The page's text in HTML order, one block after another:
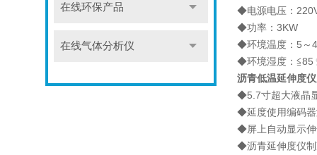
在线环保产品
在线气体分析仪
◆电源电压：
◆功率：3KW
◆环境温度：5
◆环境湿度：
沥青低温延伸度仪
◆5.7寸超大液晶
◆延度使用编码器
◆屏上自动显示伸
◆沥青延伸度仪制